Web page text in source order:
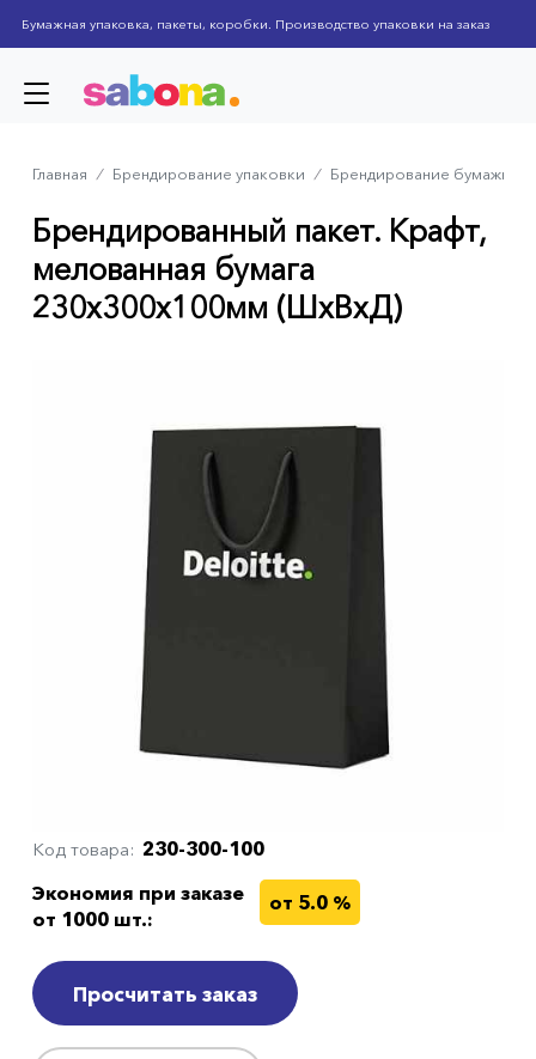
content
Бумажная упаковка, пакеты, коробки. Производство упаковки на заказ
Главная ⁄ Брендирование упаковки ⁄ Брендирование бумажных
Брендированный пакет. Крафт,
мелованная бумага
230x300x100мм (ШхВхД)
Код товара
230-300-100
Экономия при заказе
от 1000 шт.:
от 5.0 %
Просчитать заказ